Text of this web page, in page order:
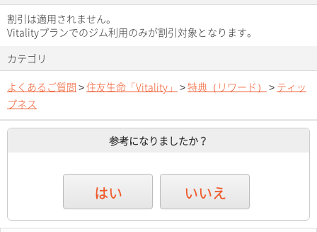
割引は適用されません。
Vitalityプランでのジム利用のみが割引対象となります。
カテゴリ
よくあるご質問 >住友生命「Vitality」 >特典（リワード） > ティッ
プネス
参考になりましたか？
はい いいえ